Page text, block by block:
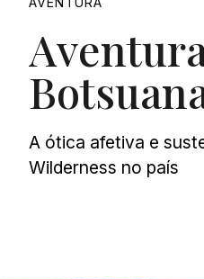
A ótica afetiva e
Wilderness no país